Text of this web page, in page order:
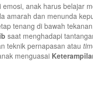
emosi, anak harus belajar
amarah dan menunda
tenang di bawah
saat menghadapi
teknik pernapasan atau
menguasai